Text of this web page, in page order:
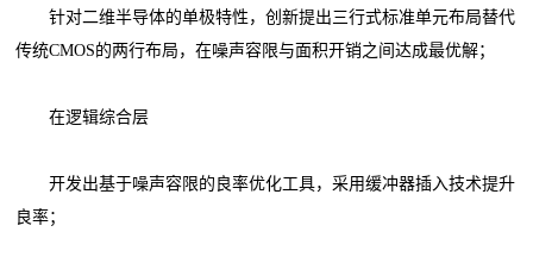
针对二维半导体的单极特性，创新提出三行式标准单元布局替代
传统CMOS的两行布局，在噪声容限与面积开销之间达成最优解；
在逻辑综合层
开发出基于噪声容限的良率优化工具，采用缓冲器插入技术提升
良率；